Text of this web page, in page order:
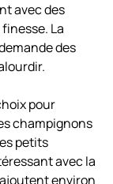
avec des
La
des
pour
champignons
petits
avec la
environ